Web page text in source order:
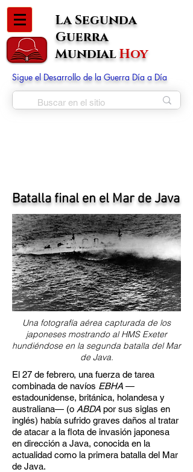
La Segunda
Guerra
MundialHoy
Sigue el Desarrollo de la Guerra Día a Día
Batalla final en el Mar de Java
Una fotografía aérea capturada de los
japoneses mostrando al HMS Exeter
hundiéndose en la segunda batalla del Mar
de Java.
El 27 de febrero, una fuerza de tarea
combinada de navíos EBHA —
estadounidense, británica, holandesa y
australiana— (o ABDA por sus siglas en
inglés) había sufrido graves daños al tratar
de atacar a la flota de invasión japonesa
en dirección a Java, conocida en la
actualidad como la primera batalla del Mar
de Java.